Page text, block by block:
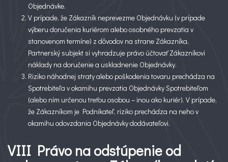
Objednávke.
V prípade, že Zákazník neprevezme Objednávku (v prípade
výberu doručenia kuriérom alebo osobného prevzatia v
stanovenom termíne) z dôvodov na strane Zákazníka,
Partnerský subjekt si vyhradzuje právo účtovať Zákazníkovi
náklady na doručenie a uskladnenie Objednávky.
Riziko náhodnej straty alebo poškodenia tovaru prechádza na
Spotrebiteľa v okamihu prevzatia Objednávky Spotrebiteľom
(alebo ním určenou treťou osobou – inou ako kuriér). V prípade,
že Zákazníkom je Podnikateľ, riziko prechádza na neho v
okamihu odovzdania Objednávky dodávateľovi.
VIII Právo na odstúpenie od